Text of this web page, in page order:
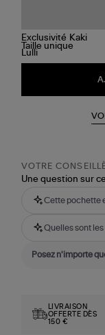
Taille unique
VOTRE
Une question sur
Cette pochette
Quelles sont
LIVRAISON
OFFERTE DÈS
150 €